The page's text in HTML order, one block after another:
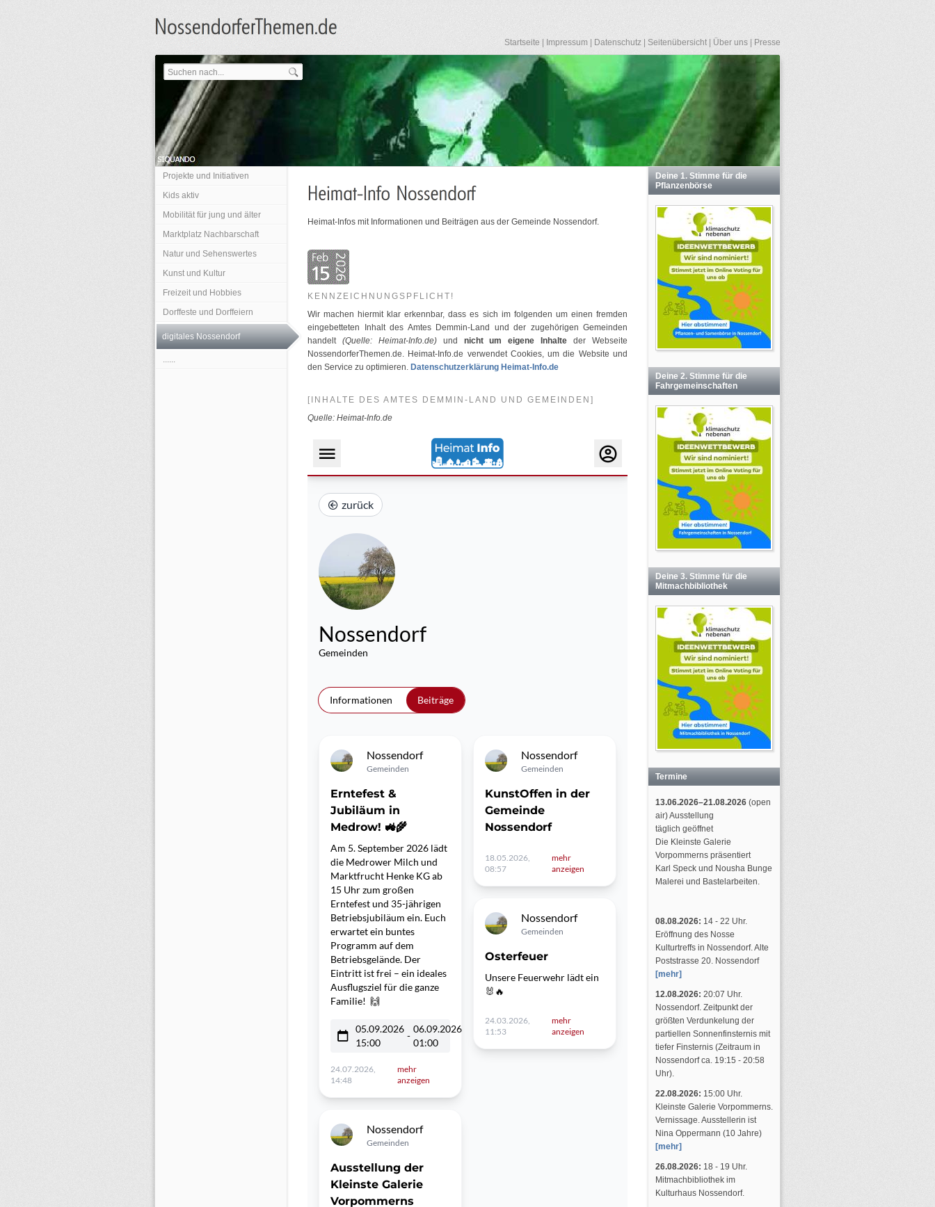
Startseite Impressum Datenschutz Seitenübersicht Über uns Presse
Projekte und Initiativen
Kids aktiv
Mobilität für jung und älter
Marktplatz Nachbarschaft
Natur und Sehenswertes
Kunst und Kultur
Freizeit und Hobbies
Dorffeste und Dorffeiern
digitales Nossendorf
......
Heimat-Infos mit Informationen und Beiträgen aus der Gemeinde Nossendorf.
KENNZEICHNUNGSPFLICHT!
Wir machen hiermit klar erkennbar, dass es sich im folgenden um einen fremden
eingebetteten Inhalt des Amtes Demmin-Land und der zugehörigen Gemeinden
handelt (Quelle: Heimat-Info.de) und nicht um eigene Inhalte der Webseite
NossendorferThemen.de. Heimat-Info.de verwendet Cookies, um die Website und
den Service zu optimieren. Datenschutzerklärung Heimat-Info.de
[INHALTE DES AMTES DEMMIN-LAND UND GEMEINDEN]
Quelle: Heimat-Info.de
Deine 1. Stimme für die
Pflanzenbörse
Deine 2. Stimme für die
Fahrgemeinschaften
Deine 3. Stimme für die
Mitmachbibliothek
Termine
13.06.2026–21.08.2026 (open
air) Ausstellung
täglich geöffnet
Die Kleinste Galerie
Vorpommerns präsentiert
Karl Speck und Nousha Bunge
Malerei und Bastelarbeiten.
08.08.2026: 14 - 22 Uhr.
Eröffnung des Nosse
Kulturtreffs in Nossendorf. Alte
Poststrasse 20. Nossendorf
[mehr]
12.08.2026: 20:07 Uhr.
Nossendorf. Zeitpunkt der
größten Verdunkelung der
partiellen Sonnenfinsternis mit
tiefer Finsternis (Zeitraum in
Nossendorf ca. 19:15 - 20:58
Uhr).
22.08.2026: 15:00 Uhr.
Kleinste Galerie Vorpommerns.
Vernissage. Ausstellerin ist
Nina Oppermann (10 Jahre)
[mehr]
26.08.2026: 18 - 19 Uhr.
Mitmachbibliothek im
Kulturhaus Nossendorf.